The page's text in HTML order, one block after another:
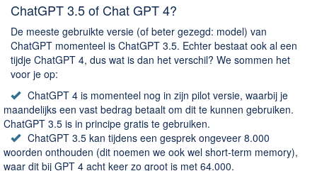
ChatGPT 3.5 of Chat GPT 4?
De meeste gebruikte versie (of beter gezegd: model) van
ChatGPT momenteel is ChatGPT 3.5. Echter bestaat ook al een
tijdje ChatGPT 4, dus wat is dan het verschil? We sommen het
voor je op:
ChatGPT 4 is momenteel nog in zijn pilot versie, waarbij je
maandelijks een vast bedrag betaalt om dit te kunnen gebruiken.
ChatGPT 3.5 is in principe gratis te gebruiken.
ChatGPT 3.5 kan tijdens een gesprek ongeveer 8.000
woorden onthouden (dit noemen we ook wel short-term memory),
waar dit bij GPT 4 acht keer zo groot is met 64.000.